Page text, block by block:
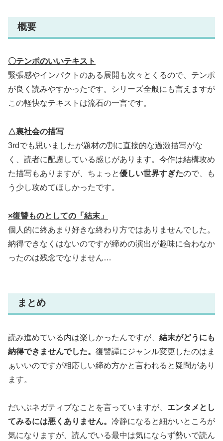
概要
〇テンポのいいテキスト
緊張感やインパクトのある展開も次々とくるので、テンポ
が良く読みやすかったです。シリーズ全般にも言えますが
この軽快なテキストは流石の一言です。
△裏社会の描写
3rdでも思いましたが題材の割に直接的な過激描写がな
く、読者に配慮している感じがあります。今作は結構攻め
た描写もありますが、ちょっと優しい世界すぎたので、も
う少し攻めてほしかったです。
×復讐ものとしての「結末」
個人的に終あまり好きな終わり方ではありませんでした。
納得できなくはないのですが締めの演出が趣味に合わなか
ったのは残念でなりません…
まとめ
読み進めている内は楽しかったんですが、 結末がどうにも
納得できませんでした。 復讐譚にジャンル変更したのはま
ぁいいのですが相応しい締め方かと言われると疑問があり
ます。
だいぶネガティブなことを言っていますが、 エンタメとし
てみるには悪くありません。 冷静になると細かいところが
気になりますが、読んでいる最中は気にならず勢いで読ん